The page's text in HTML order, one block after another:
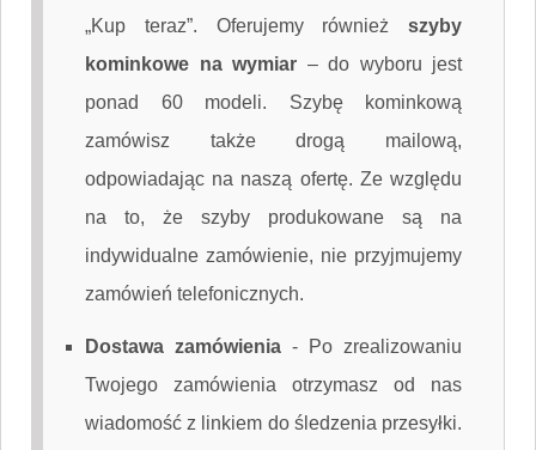
„Kup teraz”. Oferujemy również szyby
kominkowe na wymiar – do wyboru jest
ponad 60 modeli. Szybę kominkową
zamówisz także drogą mailową,
odpowiadając na naszą ofertę. Ze względu
na to, że szyby produkowane są na
indywidualne zamówienie, nie przyjmujemy
zamówień telefonicznych.
Dostawa zamówienia -
Po zrealizowaniu
Twojego zamówienia otrzymasz od nas
wiadomość z linkiem do śledzenia przesyłki.